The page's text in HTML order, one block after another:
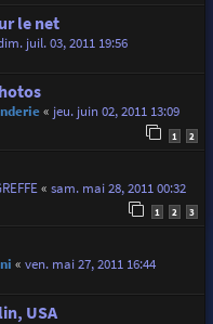
le net
juil. 03, 2011 19:56
« jeu. juin 02, 2011 13:09
1 2
« sam. mai 28, 2011 00:32
1 2 3
« ven. mai 27, 2011 16:44
USA